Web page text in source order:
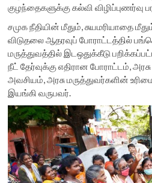
குழந்தைகளுக்கு கல்வி விழிப்புணர்வு
சமுக நீதியின் மீதும், சுயமரியாதை
விடுதலை ஆதரவுப் போராட்டத்தில்
மருத்துவத்தில் இடஒதுக்கீடு
நீட் தேர்வுக்கு எதிரான போராட்டம்,
அவசியம், அரசு மருத்துவர்களின்
இயங்கி வருபவர்.